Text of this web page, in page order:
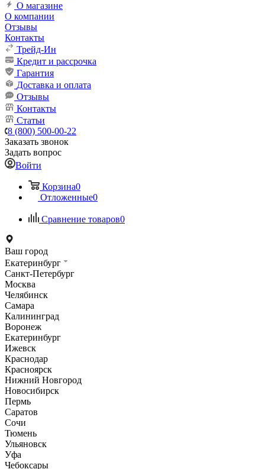
О магазине
О компании
Отзывы
Контакты
Трейд-Ин
Кредит и рассрочка
Гарантия
Доставка и оплата
Отзывы
Контакты
Статьи
8 (800) 500-00-22
Заказать звонок
Задать вопрос
Войти
Корзина0
Отложенные0
Сравнение товаров0
Ваш город
Екатеринбург
Санкт-Петербург
Москва
Челябинск
Самара
Калининград
Воронеж
Екатеринбург
Ижевск
Краснодар
Красноярск
Нижний Новгород
Новосибирск
Пермь
Саратов
Сочи
Тюмень
Ульяновск
Уфа
Чебоксары